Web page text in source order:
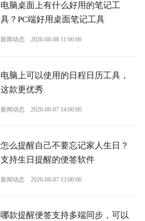
电脑桌面上有什么好用的笔记工
具？PC端好用桌面笔记工具
新闻动态 2026-08-08 11:00:00
电脑上可以使用的日程日历工具，
这款更优秀
新闻动态 2026-08-07 14:00:00
怎么提醒自己不要忘记家人生日？
支持生日提醒的便签软件
新闻动态 2026-08-07 13:00:00
哪款提醒便签支持多端同步，可以